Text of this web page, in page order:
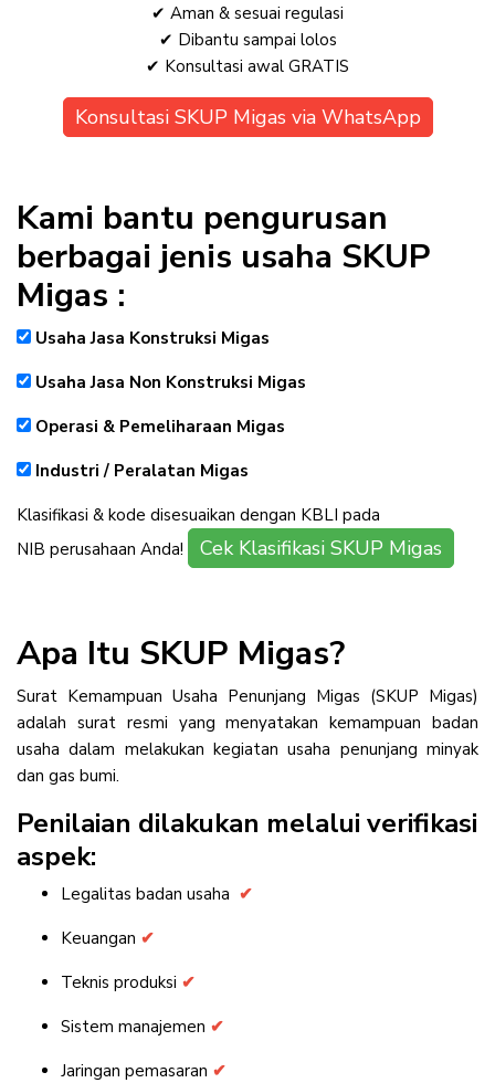
✔ Aman & sesuai regulasi
✔ Dibantu sampai lolos
✔ Konsultasi awal GRATIS
Konsultasi SKUP Migas via WhatsApp
Kami bantu pengurusan
berbagai jenis usaha SKUP
Migas :
Usaha Jasa Konstruksi Migas
Usaha Jasa Non Konstruksi Migas
Operasi & Pemeliharaan Migas
Industri / Peralatan Migas
Klasifikasi & kode disesuaikan dengan KBLI pada
NIB perusahaan Anda!
Cek Klasifikasi SKUP Migas
Apa Itu SKUP Migas?
Surat Kemampuan Usaha Penunjang Migas (SKUP Migas)
adalah surat resmi yang menyatakan kemampuan badan
usaha dalam melakukan kegiatan usaha penunjang minyak
dan gas bumi.
Penilaian dilakukan melalui verifikasi
aspek:
Legalitas badan usaha ✔
Keuangan ✔
Teknis produksi ✔
Sistem manajemen ✔
Jaringan pemasaran ✔